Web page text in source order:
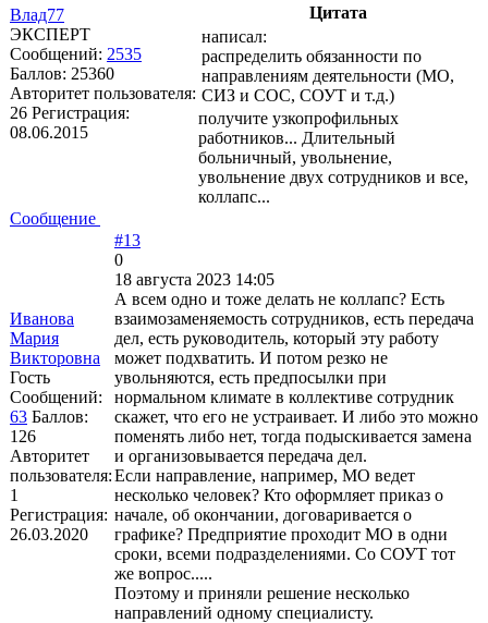
Влад77
ЭКСПЕРТ
Сообщений: 2535
Баллов: 25360
Авторитет пользователя:
26 Регистрация:
08.06.2015
Цитата
написал:
распределить обязанности по
направлениям деятельности (МО,
СИЗ и СОС, СОУТ и т.д.)
получите узкопрофильных
работников... Длительный
больничный, увольнение,
увольнение двух сотрудников и все,
коллапс...
Сообщение
Иванова
Мария
Викторовна
Гость
Сообщений:
63 Баллов:
126
Авторитет
пользователя:
1
Регистрация:
26.03.2020
#13
0
18 августа 2023 14:05
А всем одно и тоже делать не коллапс? Есть
взаимозаменяемость сотрудников, есть передача
дел, есть руководитель, который эту работу
может подхватить. И потом резко не
увольняются, есть предпосылки при
нормальном климате в коллективе сотрудник
скажет, что его не устраивает. И либо это можно
поменять либо нет, тогда подыскивается замена
и организовывается передача дел.
Если направление, например, МО ведет
несколько человек? Кто оформляет приказ о
начале, об окончании, договаривается о
графике? Предприятие проходит МО в одни
сроки, всеми подразделениями. Со СОУТ тот
же вопрос.....
Поэтому и приняли решение несколько
направлений одному специалисту.